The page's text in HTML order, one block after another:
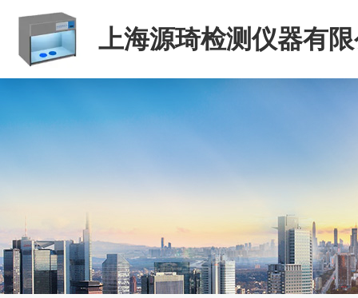
上海源琦检测仪器有